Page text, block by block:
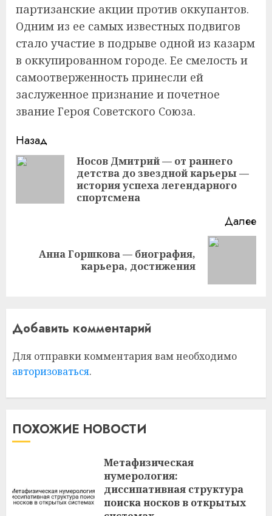
партизанские акции против оккупантов.
Одним из ее самых известных подвигов
стало участие в подрыве одной из казарм
в оккупированном городе. Ее смелость и
самоотверженность принесли ей
заслуженное признание и почетное
звание Героя Советского Союза.
Продолжить
чтение
Назад
Носов Дмитрий — от раннего
детства до звездной карьеры —
история успеха легендарного
спортсмена
Далее
Следующая
Анна Горшкова — биография,
карьера, достижения
Добавить комментарий
Для отправки комментария вам необходимо
авторизоваться.
ПОХОЖИЕ НОВОСТИ
Метафизическая
нумерология:
диссипативная структура
поиска носков в открытых